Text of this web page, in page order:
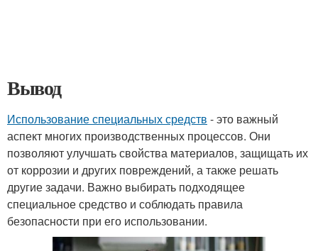
Вывод
Использование специальных средств - это важный
аспект многих производственных процессов. Они
позволяют улучшать свойства материалов, защищать их
от коррозии и других повреждений, а также решать
другие задачи. Важно выбирать подходящее
специальное средство и соблюдать правила
безопасности при его использовании.